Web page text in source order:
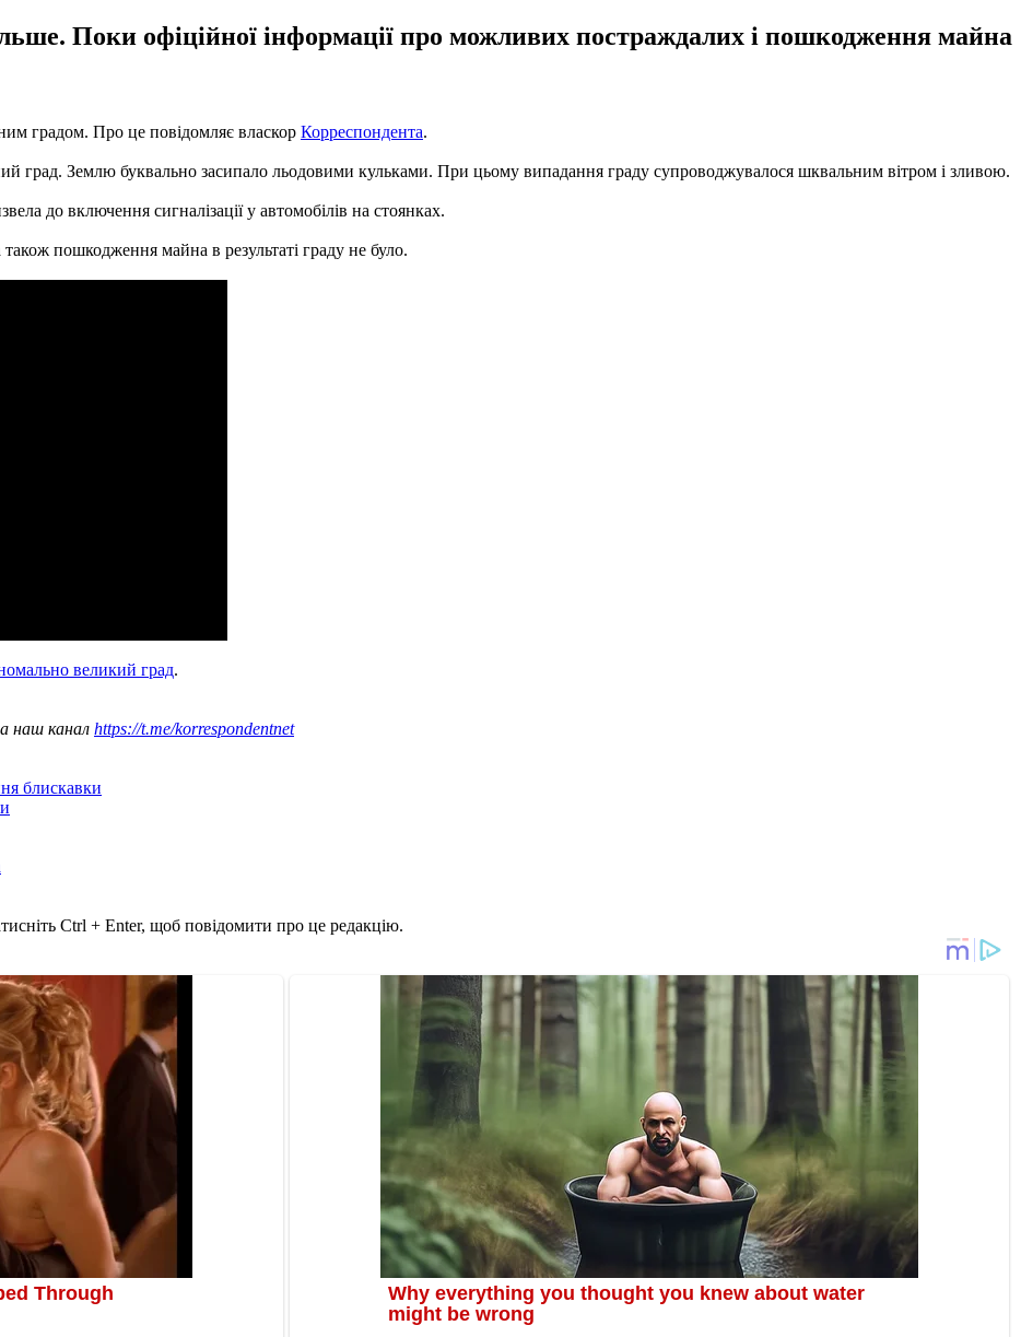
Поки офіційної інформації про можливих постраждалих і пошкодження майна
градом. Про це повідомляє власкор Корреспондента.
град. Землю буквально засипало льодовими кульками. При цьому випадання граду супроводжувалося шквальним вітром і зливою.
до включення сигналізації у автомобілів на стоянках.
пошкодження майна в результаті граду не було.
великий град.
наш канал https://t.me/korrespondentnet
блискавки
Ctrl + Enter, щоб повідомити про це редакцію.